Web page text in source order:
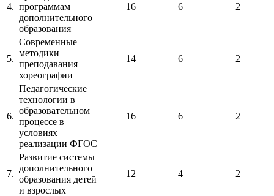
4. программам
дополнительного
образования
16 6 2
5.
Современные
методики
преподавания
хореографии
14 6 2
6.
Педагогические
технологии в
образовательном
процессе в
условиях
реализации ФГОС
16 6 2
7.
Развитие системы
дополнительного
образования детей
и взрослых
12 4 2